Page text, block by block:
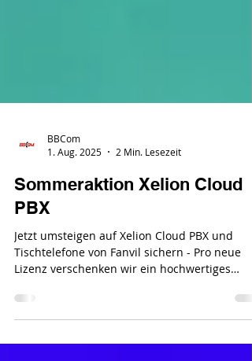
1. Aug. 2025
2 Min. Lesezeit
Sommeraktion Xelion Cloud
PBX
Jetzt umsteigen auf Xelion Cloud PBX und
Lizenz verschenken wir ein hochwertiges
Telefon...